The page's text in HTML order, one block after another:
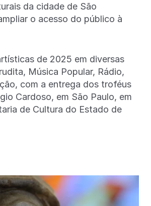
da cidade de São
o acesso do público à
de 2025 em diversas
Música Popular, Rádio,
com a entrega dos troféus
Cardoso, em São Paulo, em
de Cultura do Estado de